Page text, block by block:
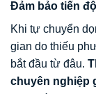
Đảm bảo tiến
Khi tự chuyển
gian do thiếu
bắt đầu từ đâu.
chuyên nghiệp